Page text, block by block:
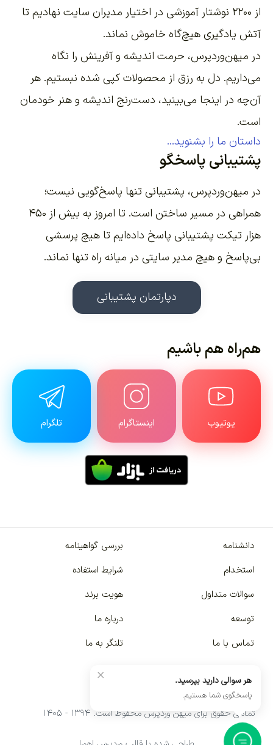
از ۲۲۰۰
نوشتار آموزشی در اختیار مدیران سایت نهادیم تا
آتش یادگیری هیچ‌گاه خاموش نماند.
در میهن‌وردپرس، حرمت اندیشه و آفرینش را نگاه
می‌داریم. دل به رزق از محصولات کپی شده نبستیم. هر
آن‌چه در اینجا می‌بینید، دست‌رنج اندیشه و هنر خودمان
است.
داستان ما را بشنوید...
پشتیبانی پاسخگو
در میهن‌وردپرس، پشتیبانی تنها پاسخ‌گویی نیست؛
همراهی در مسیر ساختن است. تا امروز به بیش از ۴۵۰
هزار تیکت پشتیبانی پاسخ داده‌ایم تا هیچ پرسشی
بی‌پاسخ و هیچ مدیر سایتی در میانه راه تنها نماند.
دپارتمان پشتیبانی
هم‌راه هم باشیم
یوتیوب اینستاگرام تلگرام
دانشنامه
بررسی گواهینامه
استخدام
شرایط استفاده
سوالات متداول
هویت برند
توسعه
درباره ما
تماس با ما
تلنگر به ما
تمامی حقوق برای میهن وردپرس محفوظ است. ۱۳۹۴ - ۱۴۰۵
× هر سوالی دارید بپرسید.
پاسخگوی شما هستیم.